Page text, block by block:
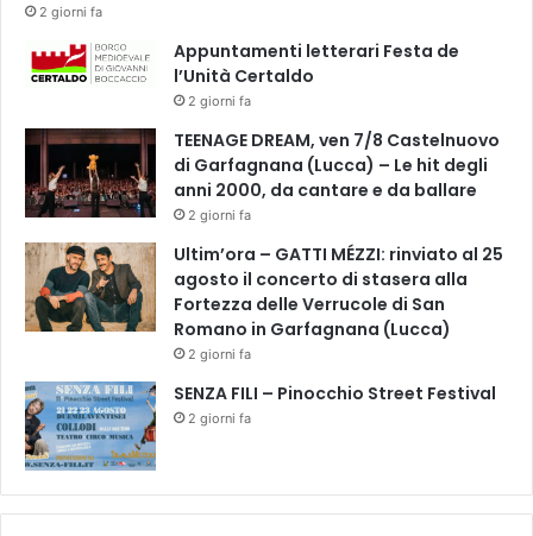
m
u
e
2 giorni fa
Appuntamenti letterari Festa de
l’Unità Certaldo
2 giorni fa
TEENAGE DREAM, ven 7/8 Castelnuovo
di Garfagnana (Lucca) – Le hit degli
anni 2000, da cantare e da ballare
2 giorni fa
Ultim’ora – GATTI MÉZZI: rinviato al 25
agosto il concerto di stasera alla
Fortezza delle Verrucole di San
Romano in Garfagnana (Lucca)
2 giorni fa
SENZA FILI – Pinocchio Street Festival
2 giorni fa